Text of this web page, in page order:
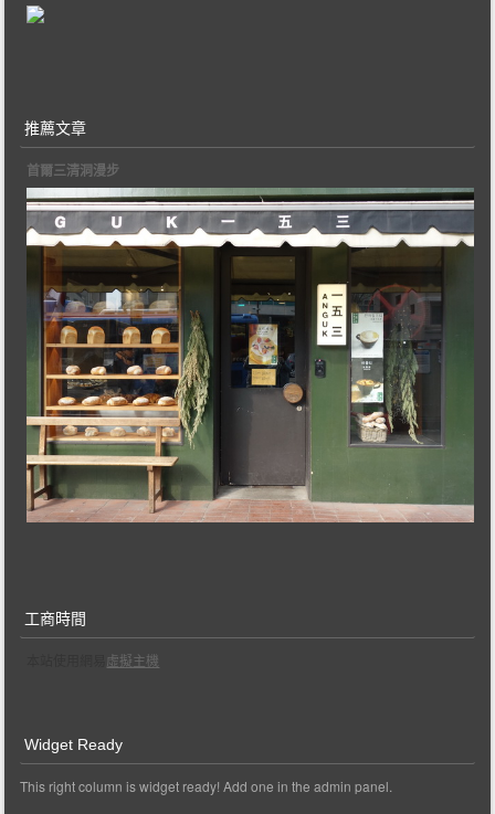
推薦文章
首爾三清洞漫步
工商時間
虛擬主機
Widget Ready
This right column is widget ready! Add one in the admin panel.